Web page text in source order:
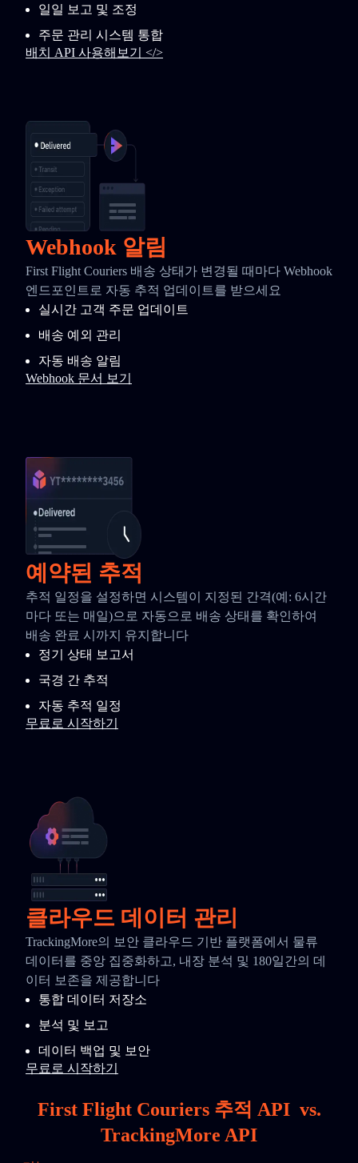
일일 보고 및 조정
주문 관리 시스템 통합
배치 API 사용해보기 </>
Webhook 알림
First Flight Couriers 배송 상태가 변경될 때마다 Webhook
엔드포인트로 자동 추적 업데이트를 받으세요
실시간 고객 주문 업데이트
배송 예외 관리
자동 배송 알림
Webhook 문서 보기
예약된 추적
추적 일정을 설정하면 시스템이 지정된 간격(예: 6시간
마다 또는 매일)으로 자동으로 배송 상태를 확인하여
배송 완료 시까지 유지합니다
정기 상태 보고서
국경 간 추적
자동 추적 일정
무료로 시작하기
클라우드 데이터 관리
TrackingMore의 보안 클라우드 기반 플랫폼에서 물류
데이터를 중앙 집중화하고, 내장 분석 및 180일간의 데
이터 보존을 제공합니다
통합 데이터 저장소
분석 및 보고
데이터 백업 및 보안
무료로 시작하기
First Flight Couriers 추적 API vs.
TrackingMore API